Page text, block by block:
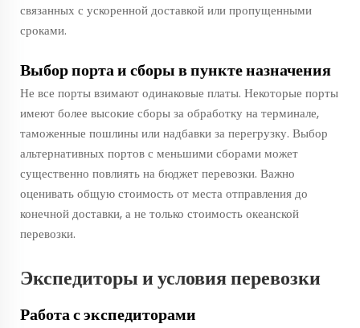
связанных с ускоренной доставкой или пропущенными
сроками.
Выбор порта и сборы в пункте назначения
Не все порты взимают одинаковые платы. Некоторые порты
имеют более высокие сборы за обработку на терминале,
таможенные пошлины или надбавки за перегрузку. Выбор
альтернативных портов с меньшими сборами может
существенно повлиять на бюджет перевозки. Важно
оценивать общую стоимость от места отправления до
конечной доставки, а не только стоимость океанской
перевозки.
Экспедиторы и условия перевозки
Работа с экспедиторами